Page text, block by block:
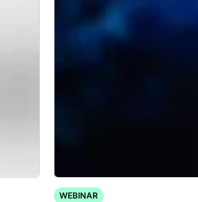
WEBINAR